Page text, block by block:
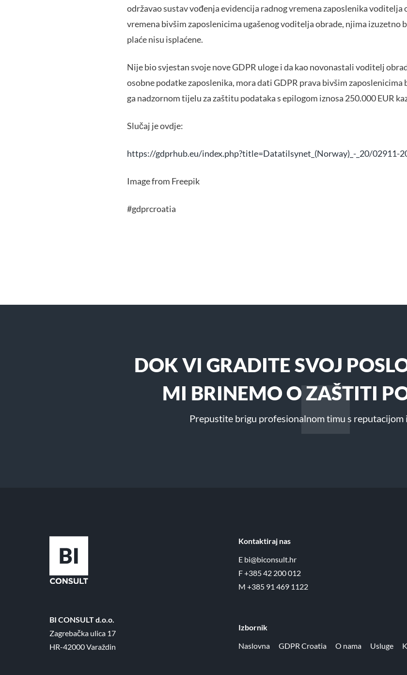
održavao sustav vođenja evidencija radnog vremena zaposlenika
vremena bivšim zaposlenicima ugašenog voditelja obrade, njima izuzetno
plaće nisu isplaćene.
Nije bio svjestan svoje nove GDPR uloge i da kao novonastali voditelj
osobne podatke zaposlenika, mora dati GDPR prava bivšim zaposlenicima
ga nadzornom tijelu za zaštitu podataka s epilogom iznosa 250.000 EUR
Slučaj je ovdje:
https://gdprhub.eu/index.php?title=Datatilsynet_(Norway)_-_20/02911-
Image from Freepik
#gdprcroatia
DOK VI GRADITE SVOJ
MI BRINEMO O ZAŠTITI
Prepustite brigu profesionalnom timu s
BI CONSULT d.o.o.
Zagrebačka ulica 17
HR-42000 Varaždin
Kontaktiraj nas
E bi@biconsult.hr
F+385 42 200 012
M +385 91 469 1122
Izbornik
Naslovna
GDPR Croatia O nama Usluge